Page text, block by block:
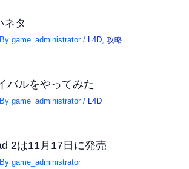
ネタ
game_administrator/ L4D ,攻略
バルをやってみた
game_administrator/ L4D
2は11月17日に発売
game_administrator